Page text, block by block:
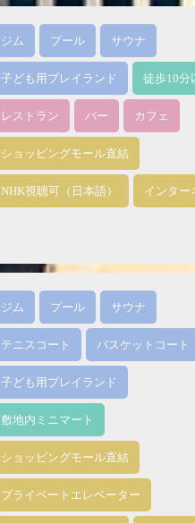
ジム プール サウナ
子ども用プレイランド 徒歩10分
レストラン バー カフェ
ショッピングモール直結
NHK視聴可（日本語） インター
ジム プール サウナ
テニスコート バスケットコート
子ども用プレイランド
敷地内ミニマート
ショッピングモール直結
プライベートエレベーター